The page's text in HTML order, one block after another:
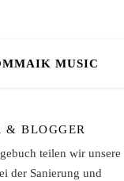
MUSIC
& BLOGGER
teilen wir unsere
der Sanierung und